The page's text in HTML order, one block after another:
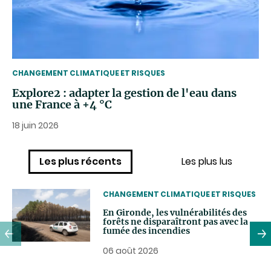
THEMATIC
CHANGEMENT CLIMATIQUE ET RISQUES
Explore2 : adapter la gestion de l'eau dans
une France à +4 °C
18 juin 2026
Les plus récents Les plus lus
THEMATIC
CHANGEMENT CLIMATIQUE ET RISQUES
En Gironde, les vulnérabilités des
forêts ne disparaîtront pas avec la
fumée des incendies
06 août 2026